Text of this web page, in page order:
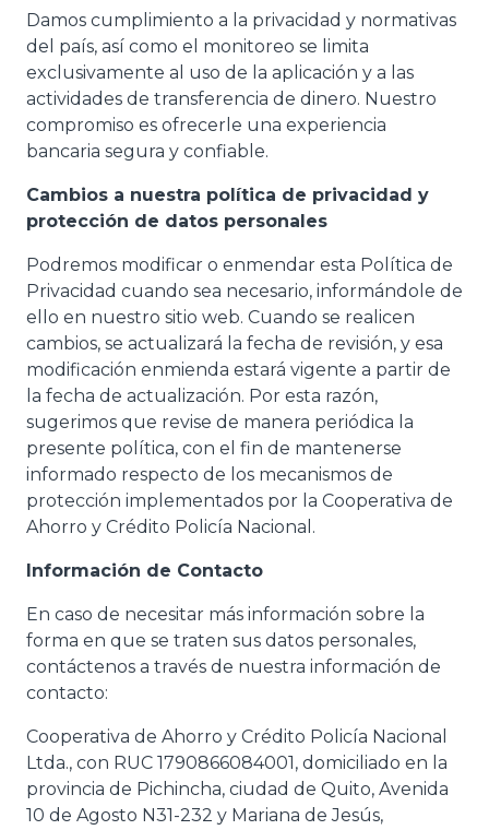
Damos cumplimiento a la privacidad y normativas
del país, así como el monitoreo se limita
exclusivamente al uso de la aplicación y a las
actividades de transferencia de dinero. Nuestro
compromiso es ofrecerle una experiencia
bancaria segura y confiable.
Cambios a nuestra política de privacidad y
protección de datos personales
Podremos modificar o enmendar esta Política de
Privacidad cuando sea necesario, informándole de
ello en nuestro sitio web. Cuando se realicen
cambios, se actualizará la fecha de revisión, y esa
modificación enmienda estará vigente a partir de
la fecha de actualización. Por esta razón,
sugerimos que revise de manera periódica la
presente política, con el fin de mantenerse
informado respecto de los mecanismos de
protección implementados por la Cooperativa de
Ahorro y Crédito Policía Nacional.
Información de Contacto
En caso de necesitar más información sobre la
forma en que se traten sus datos personales,
contáctenos a través de nuestra información de
contacto:
Cooperativa de Ahorro y Crédito Policía Nacional
Ltda., con RUC 1790866084001, domiciliado en la
provincia de Pichincha, ciudad de Quito, Avenida
10 de Agosto N31-232 y Mariana de Jesús,